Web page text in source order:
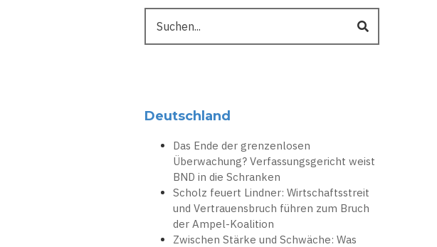
Deutschland
Das Ende der grenzenlosen
Überwachung? Verfassungsgericht weist
BND in die Schranken
Scholz feuert Lindner: Wirtschaftsstreit
und Vertrauensbruch führen zum Bruch
der Ampel-Koalition
Zwischen Stärke und Schwäche: Was